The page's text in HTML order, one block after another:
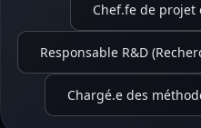
Chef.fe de projet
Responsable R&D
Chargé.e des